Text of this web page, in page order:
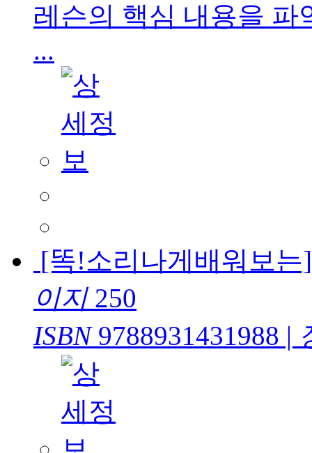
레슨의 핵심 내용을 파
...
[똑!소리나게배워보는
이지250
ISBN9788931431988 |